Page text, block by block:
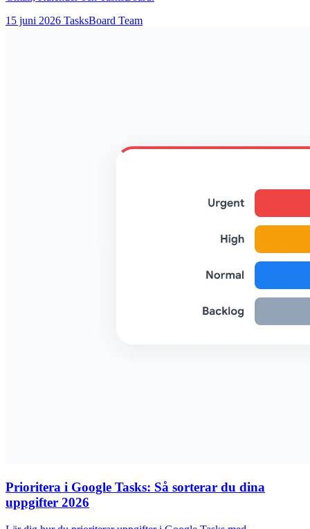
15 juni 2026 TasksBoard Team
Prioritera i Google Tasks: Så sorterar du dina
uppgifter 2026